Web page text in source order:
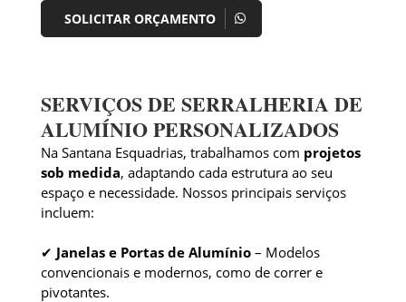
SOLICITAR ORÇAMENTO
SERVIÇOS DE SERRALHERIA DE
ALUMÍNIO PERSONALIZADOS
Na Santana Esquadrias, trabalhamos com projetos
sob medida, adaptando cada estrutura ao seu
espaço e necessidade. Nossos principais serviços
incluem:
✔ Janelas e Portas de Alumínio– Modelos
convencionais e modernos, como de correr e
pivotantes.